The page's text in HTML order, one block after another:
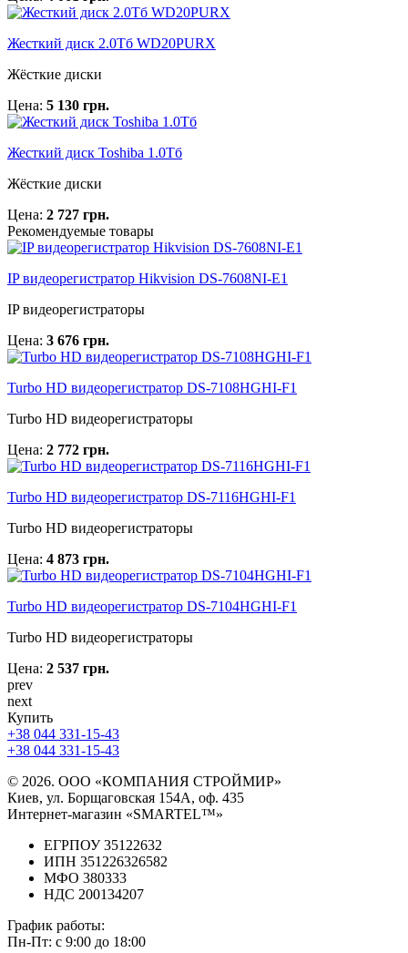
Жесткий диск 2.0Тб WD20PURX
Жёсткие диски
Цена: 5 130 грн.
Жесткий диск Toshiba 1.0Тб
Жёсткие диски
Цена: 2 727 грн.
Рекомендуемые товары
IP видеорегистратор Hikvision DS-7608NI-E1
IP видеорегистраторы
Цена: 3 676 грн.
Turbo HD видеорегистратор DS-7108HGHI-F1
Turbo HD видеорегистраторы
Цена: 2 772 грн.
Turbo HD видеорегистратор DS-7116HGHI-F1
Turbo HD видеорегистраторы
Цена: 4 873 грн.
Turbo HD видеорегистратор DS-7104HGHI-F1
Turbo HD видеорегистраторы
Цена: 2 537 грн.
prev
next
Купить
+38 044 331-15-43
+38 044 331-15-43
© 2026. ООО «КОМПАНИЯ СТРОЙМИР»
Киев, ул. Борщаговская 154А, оф. 435
Интернет-магазин «SMARTEL™»
ЕГРПОУ 35122632
ИПН 351226326582
МФО 380333
НДС 200134207
График работы:
Пн-Пт: с 9:00 до 18:00